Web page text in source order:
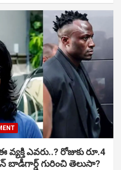
ఎవరు..? రోజుకు రూ.4
బాడీగార్డ్ గురించి తెలుసా?